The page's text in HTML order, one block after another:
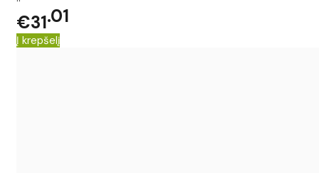
€31 01
Į krepšelį